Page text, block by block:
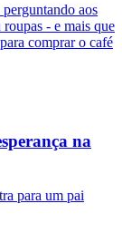
aos
roupas - e mais que
comprar o café
na
para um pai